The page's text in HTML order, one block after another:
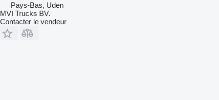
Pays-Bas, Uden
MVI Trucks BV.
Contacter le vendeur